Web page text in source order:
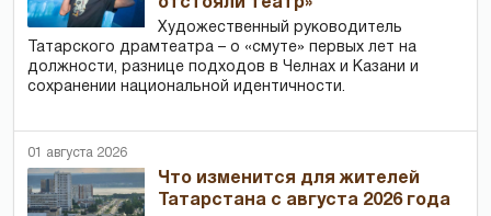
отстояли театр»
Художественный руководитель
Татарского драмтеатра – о «смуте» первых лет на
должности, разнице подходов в Челнах и Казани и
сохранении национальной идентичности.
01 августа 2026
Что изменится для жителей
Татарстана с августа 2026 года